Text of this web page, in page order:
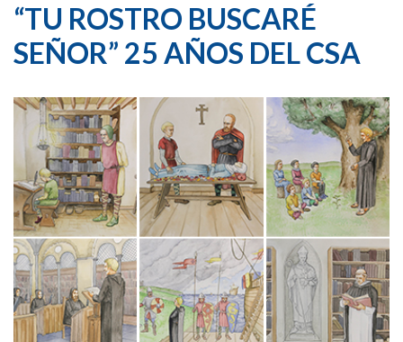
“TU ROSTRO BUSCARÉ
SEÑOR” 25 AÑOS DEL CSA